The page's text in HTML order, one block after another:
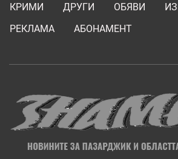
КРИМИ
ДРУГИ ОБЯВИ
РЕКЛАМА
АБОНАМЕНТ